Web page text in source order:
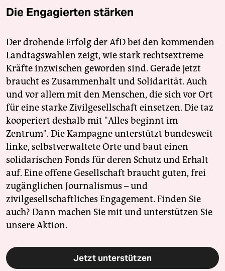
Die Engagierten stärken
Der drohende Erfolg der AfD bei den kommenden
Landtagswahlen zeigt, wie stark rechtsextreme
Kräfte inzwischen geworden sind. Gerade jetzt
braucht es Zusammenhalt und Solidarität. Auch
und vor allem mit den Menschen, die sich vor Ort
für eine starke Zivilgesellschaft einsetzen. Die taz
kooperiert deshalb mit "Alles beginnt im
Zentrum". Die Kampagne unterstützt bundesweit
linke, selbstverwaltete Orte und baut einen
solidarischen Fonds für deren Schutz und Erhalt
auf. Eine offene Gesellschaft braucht guten, frei
zugänglichen Journalismus – und
zivilgesellschaftliches Engagement. Finden Sie
auch? Dann machen Sie mit und unterstützen Sie
unsere Aktion.
Jetzt unterstützen